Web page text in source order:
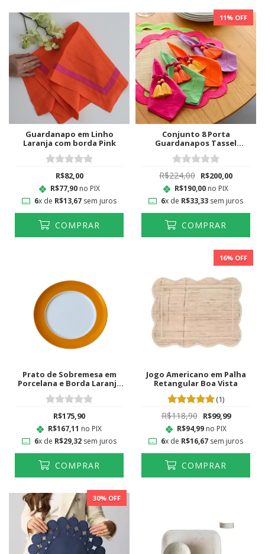
Guardanapo em Linho
Laranja com borda Pink
R$82,00
R$77,90no PIX
6x de R$13,67sem juros
COMPRAR
11% OFF
Conjunto 8 Porta
Guardanapos Tassel
Colorido
R$224,00 R$200,00
R$190,00 no PIX
6x de R$33,33sem juros
COMPRAR
Prato de Sobremesa em
Porcelana e Borda Laranja
com Filete em Ouro 24k
R$175,90
R$167,11 no PIX
6x de R$29,32sem juros
COMPRAR
16% OFF
Jogo Americano em Palha
Retangular Boa Vista
(1)
R$118,90 R$99,99
R$94,99no PIX
6x de R$16,67sem juros
COMPRAR
30% OFF